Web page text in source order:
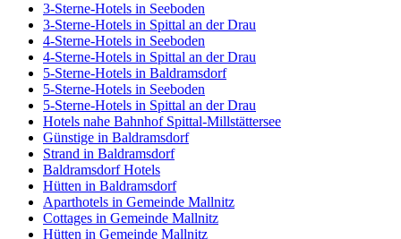
3-Sterne-Hotels in Seeboden
3-Sterne-Hotels in Spittal an der Drau
4-Sterne-Hotels in Seeboden
4-Sterne-Hotels in Spittal an der Drau
5-Sterne-Hotels in Baldramsdorf
5-Sterne-Hotels in Seeboden
5-Sterne-Hotels in Spittal an der Drau
Hotels nahe Bahnhof Spittal-Millstättersee
Günstige in Baldramsdorf
Strand in Baldramsdorf
Baldramsdorf Hotels
Hütten in Baldramsdorf
Aparthotels in Gemeinde Mallnitz
Cottages in Gemeinde Mallnitz
Hütten in Gemeinde Mallnitz